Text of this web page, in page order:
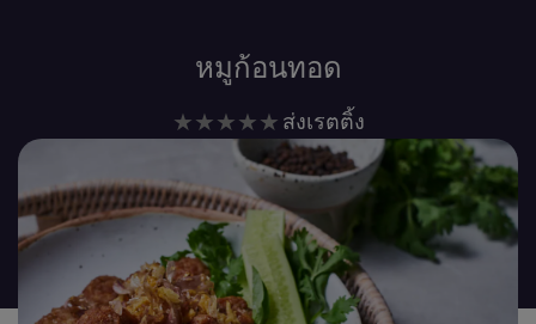
หมูก้อนทอด
ไม่มี
การ
ให้
คะแนน
สำหรับ
recipe
นี้
ส่งเรตติ้ง